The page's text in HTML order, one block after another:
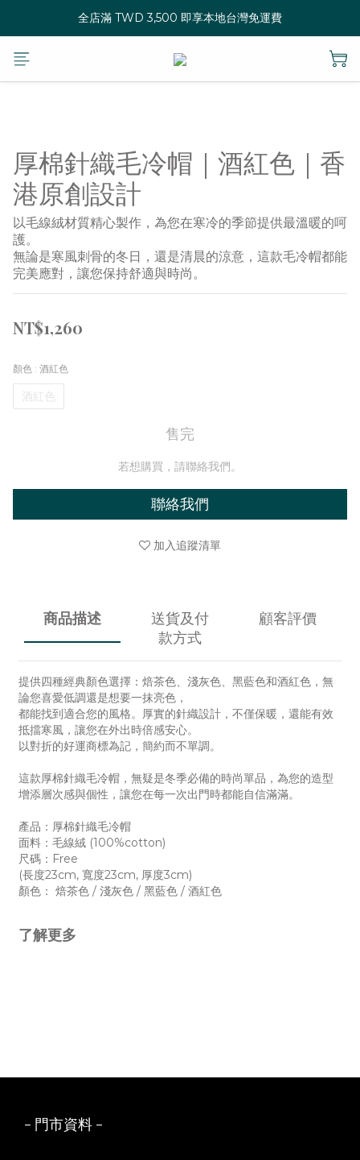
全店滿 TWD 3,500 即享本地台灣免運費
厚棉針織毛冷帽｜酒紅色｜香
港原創設計
以毛線絨材質精心製作，為您在寒冷的季節提供最溫暖的呵
護。
無論是寒風刺骨的冬日，還是清晨的涼意，這款毛冷帽都能
完美應對，讓您保持舒適與時尚。
NT$1,260
顏色 : 酒紅色
酒紅色
售完
若想購買，請聯絡我們。
聯絡我們
加入追蹤清單
商品描述
送貨及付
款方式
顧客評價
提供四種經典顏色選擇：焙茶色、淺灰色、黑藍色和酒紅色，無
論您喜愛低調還是想要一抹亮色，
都能找到適合您的風格。厚實的針織設計，不僅保暖，還能有效
抵擋寒風，讓您在外出時倍感安心。
以對折的好運商標為記，簡約而不單調。
這款厚棉針織毛冷帽，無疑是冬季必備的時尚單品，為您的造型
增添層次感與個性，讓您在每一次出門時都能自信滿滿。
產品：厚棉針織毛冷帽
面料：毛線絨 (100%cotton)
尺碼：Free
(長度23cm, 寬度23cm, 厚度3cm)
顏色： 焙茶色 / 淺灰色 / 黑藍色 / 酒紅色
了解更多
- 門市資料 -